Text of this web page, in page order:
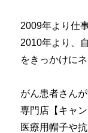
2009年より仕
2010年より、
をきっかけに
がん患者さん
専門店【キャン
医療用帽子や